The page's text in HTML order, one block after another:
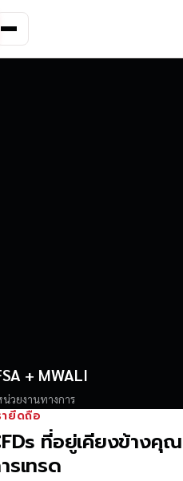
Multi-
+ MWALI
วยงานทางการ
ายึดถือ
ที่อยู่เคียงข้างคุณ
รเทรด